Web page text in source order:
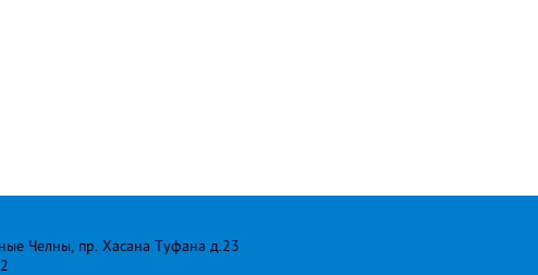
Челны, пр. Хасана Туфана д.23